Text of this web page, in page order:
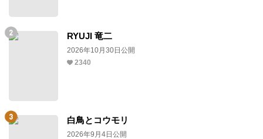
RYUJI 竜二
2026年10月30日公開
2340
白鳥とコウモリ
2026年9月4日公開